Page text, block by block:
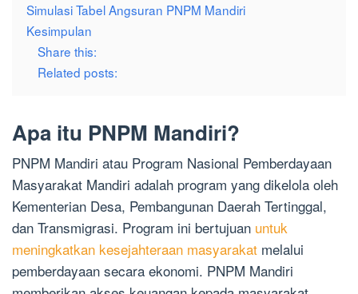
Simulasi Tabel Angsuran PNPM Mandiri
Kesimpulan
Share this:
Related posts:
Apa itu PNPM Mandiri?
PNPM Mandiri atau Program Nasional Pemberdayaan
Masyarakat Mandiri adalah program yang dikelola oleh
Kementerian Desa, Pembangunan Daerah Tertinggal,
dan Transmigrasi. Program ini bertujuan untuk
meningkatkan kesejahteraan masyarakat melalui
pemberdayaan secara ekonomi. PNPM Mandiri